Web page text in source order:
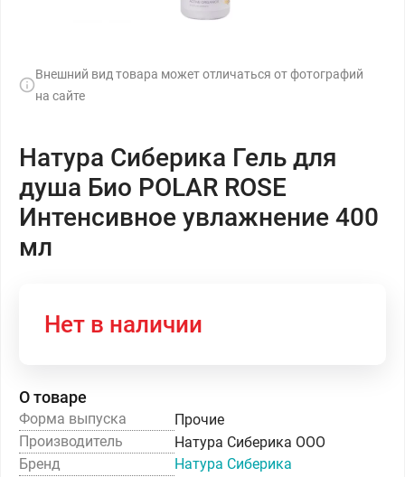
Внешний вид товара может отличаться от фотографий
на сайте
Натура Сиберика Гель для
душа Био POLAR ROSE
Интенсивное увлажнение 400
мл
Нет в наличии
О товаре
Форма выпуска
Прочие
Производитель
Натура Сиберика ООО
Бренд
Натура Сиберика